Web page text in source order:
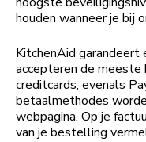
houden wanneer je bij
KitchenAid
accepteren de meeste
creditcards, evenals
betaalmethodes
webpagina. Op je
van je bestelling